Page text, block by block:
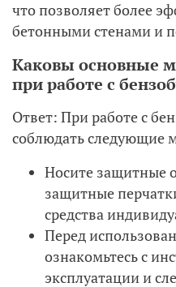
что позволяет более
бетонными стенами и
Каковы основные
при работе с
Ответ: При работе с
соблюдать следующие
Носите защитные
защитные
средства
Перед
ознакомьтесь с
эксплуатации и